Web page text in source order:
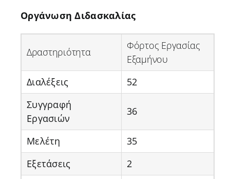
Οργάνωση Διδασκαλίας
Δραστηριότητα
Φόρτος Εργασίας
Εξαμήνου
Διαλέξεις
52
Συγγραφή
Εργασιών
36
Μελέτη
35
Εξετάσεις
2